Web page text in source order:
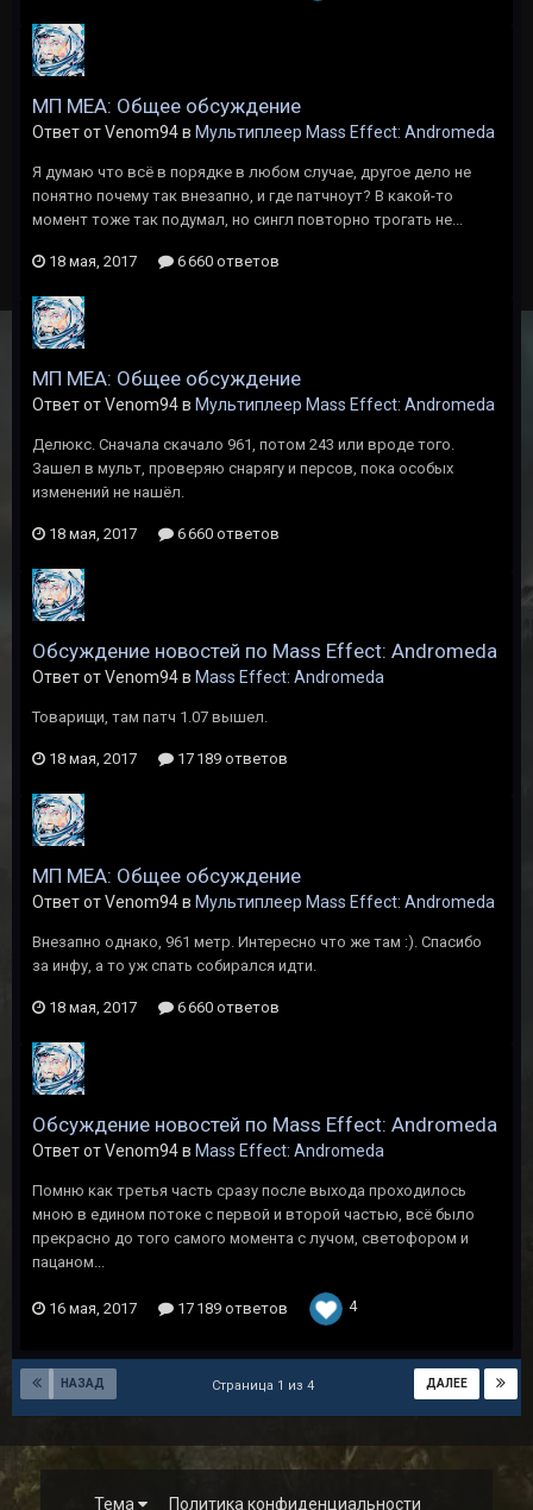
МП MEA: Общее обсуждение
Ответ от Venom94 в Мультиплеер Mass Effect: Andromeda
Я думаю что всё в порядке в любом случае, другое дело не
понятно почему так внезапно, и где патчноут? В какой-то
момент тоже так подумал, но сингл повторно трогать не...
18 мая, 2017 6 660 ответов
МП MEA: Общее обсуждение
Ответ от Venom94 в Мультиплеер Mass Effect: Andromeda
Делюкс. Сначала скачало 961, потом 243 или вроде того.
Зашел в мульт, проверяю снарягу и персов, пока особых
изменений не нашёл.
18 мая, 2017 6 660 ответов
Обсуждение новостей по Mass Effect: Andromeda
Ответ от Venom94 в Mass Effect: Andromeda
Товарищи, там патч 1.07 вышел.
18 мая, 2017 17 189 ответов
МП MEA: Общее обсуждение
Ответ от Venom94 в Мультиплеер Mass Effect: Andromeda
Внезапно однако, 961 метр. Интересно что же там :). Спасибо
за инфу, а то уж спать собирался идти.
18 мая, 2017 6 660 ответов
Обсуждение новостей по Mass Effect: Andromeda
Ответ от Venom94 в Mass Effect: Andromeda
Помню как третья часть сразу после выхода проходилось
мною в едином потоке с первой и второй частью, всё было
прекрасно до того самого момента с лучом, светофором и
пацаном...
16 мая, 2017 17 189 ответов 4
НАЗАД ДАЛЕЕ
Страница 1 из 4
Тема Политика конфиденциальности